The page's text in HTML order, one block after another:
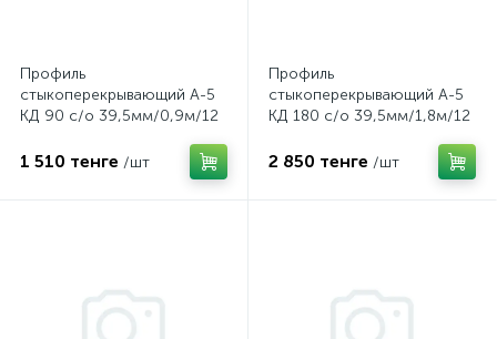
Профиль
стыкоперекрывающий А-5
КД 90 с/о 39,5мм/0,9м/12
1 510 тенге /шт
Профиль
стыкоперекрывающий А-5
КД 180 с/о 39,5мм/1,8м/12
2 850 тенге /шт